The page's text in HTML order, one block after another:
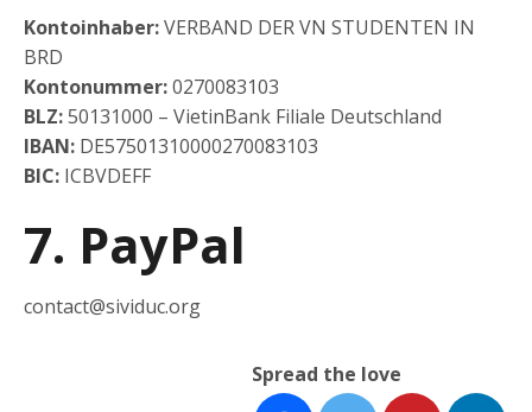
Kontoinhaber:VERBAND DER VN STUDENTEN IN
BRD
Kontonummer:0270083103
BLZ:50131000 – VietinBank Filiale Deutschland
IBAN: DE57501310000270083103
BIC: ICBVDEFF
7. PayPal
contact@sividuc.org
Spread the love